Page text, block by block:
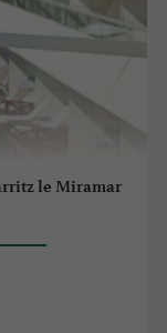
le Miramar